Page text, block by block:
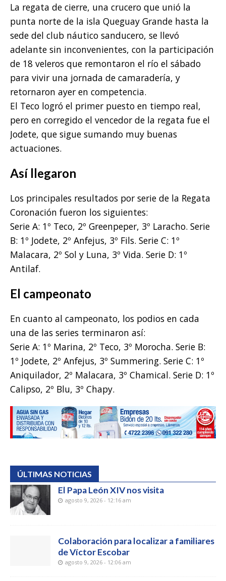
La regata de cierre, una crucero que unió la
punta norte de la isla Queguay Grande hasta la
sede del club náutico sanducero, se llevó
adelante sin inconvenientes, con la participación
de 18 veleros que remontaron el río el sábado
para vivir una jornada de camaradería, y
retornaron ayer en competencia.
El Teco logró el primer puesto en tiempo real,
pero en corregido el vencedor de la regata fue el
Jodete, que sigue sumando muy buenas
actuaciones.
Así llegaron
Los principales resultados por serie de la Regata
Coronación fueron los siguientes:
Serie A: 1º Teco, 2º Greenpeper, 3º Laracho. Serie
B: 1º Jodete, 2º Anfejus, 3º Fils. Serie C: 1º
Malacara, 2º Sol y Luna, 3º Vida. Serie D: 1º
Antilaf.
El campeonato
En cuanto al campeonato, los podios en cada
una de las series terminaron así:
Serie A: 1º Marina, 2º Teco, 3º Morocha. Serie B:
1º Jodete, 2º Anfejus, 3º Summering. Serie C: 1º
Aniquilador, 2º Malacara, 3º Chamical. Serie D: 1º
Calipso, 2º Blu, 3º Chapy.
ÚLTIMAS NOTICIAS
El Papa León XIV nos visita
agosto 9, 2026 - 12:16 am
Colaboración para localizar a familiares
de Víctor Escobar
agosto 9, 2026 - 12:06 am